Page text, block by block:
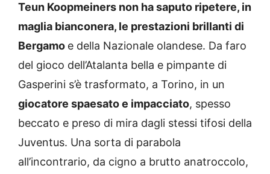
Teun Koopmeiners non ha saputo ripetere, in
maglia bianconera, le prestazioni brillanti di
Bergamo e della Nazionale olandese. Da faro
del gioco dell’Atalanta bella e pimpante di
Gasperini s’è trasformato, a Torino, in un
giocatore spaesato e impacciato, spesso
beccato e preso di mira dagli stessi tifosi della
Juventus. Una sorta di parabola
all’incontrario, da cigno a brutto anatroccolo,